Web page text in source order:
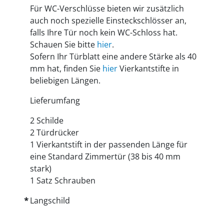
Für WC-Verschlüsse bieten wir zusätzlich
auch noch spezielle Einsteckschlösser an,
falls Ihre Tür noch kein WC-Schloss hat.
Schauen Sie bitte hier.
Sofern Ihr Türblatt eine andere Stärke als 40
mm hat, finden Sie hierVierkantstifte in
beliebigen Längen.
Lieferumfang
2 Schilde
2 Türdrücker
1 Vierkantstift in der passenden Länge für
eine Standard Zimmertür (38 bis 40 mm
stark)
1 Satz Schrauben
Langschild